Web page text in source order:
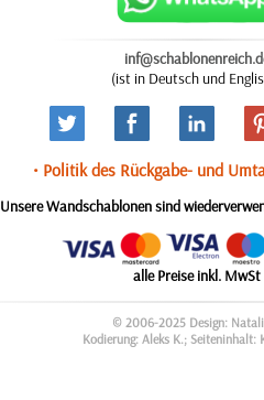
(ist in Deutsch und
• Politik des Rückgabe- und
Unsere Wandschablonen sind
alle Preise inkl. MwSt
© 2006-2025 Design:
Kodierung: Aleks K.; Seiteninhalt: